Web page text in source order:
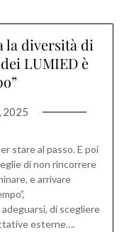
la diversità di
LUMIED è
2025
stare al passo. E poi
di non rincorrere
e arrivare
di scegliere
esterne….